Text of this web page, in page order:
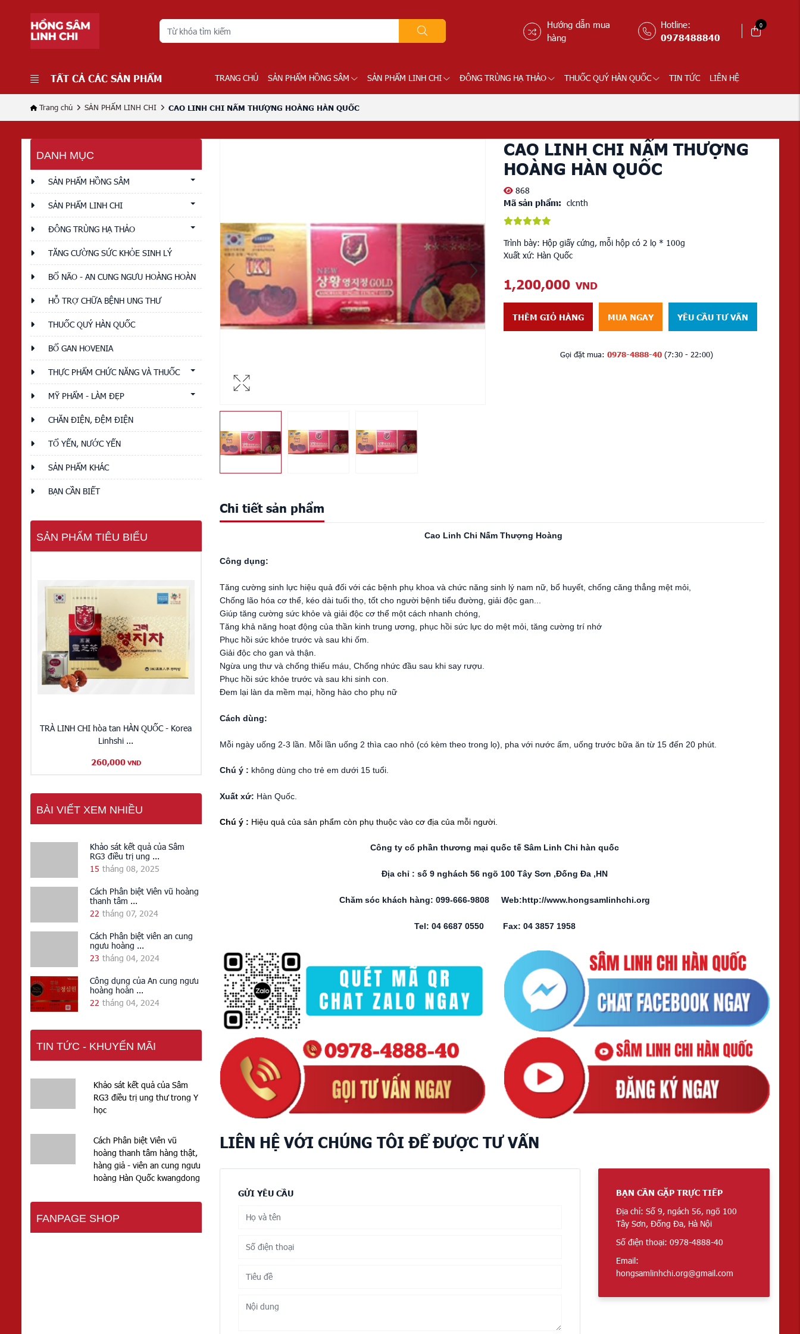
Hướng dẫn mua
hàng
Hotline:
0978488840
0
TẤT CẢ CÁC SẢN PHẨM TRANG CHỦ SẢN PHẨM HỒNG SÂM SẢN PHẨM LINH CHI ĐÔNG TRÙNG HẠ THẢO THUỐC QUÝ HÀN QUỐC TIN TỨC LIÊN HỆ
Trang chủ SẢN PHẨM LINH CHI CAO LINH CHI NẤM THƯỢNG HOÀNG HÀN QUỐC
DANH MỤC
SẢN PHẨM HỒNG SÂM
SẢN PHẨM LINH CHI
ĐÔNG TRÙNG HẠ THẢO
TĂNG CƯỜNG SỨC KHỎE SINH LÝ
BỔ NÃO - AN CUNG NGƯU HOÀNG HOÀN
HỖ TRỢ CHỮA BỆNH UNG THƯ
THUỐC QUÝ HÀN QUỐC
BỔ GAN HOVENIA
THỰC PHẨM CHỨC NĂNG VÀ THUỐC
MỸ PHẨM - LÀM ĐẸP
CHĂN ĐIỆN, ĐỆM ĐIỆN
TỔ YẾN, NƯỚC YẾN
SẢN PHẨM KHÁC
BẠN CẦN BIẾT
SẢN PHẨM TIÊU BIỂU
TRÀ LINH CHI hòa tan HÀN QUỐC - Korea
Linhshi ...
260,000 VND
BÀI VIẾT XEM NHIỀU
Khảo sát kết quả của Sâm
RG3 điều trị ung ...
15 tháng 08, 2025
Cách Phân biệt Viên vũ hoàng
thanh tâm ...
22 tháng 07, 2024
Cách Phân biệt viên an cung
ngưu hoàng ...
23 tháng 04, 2024
Công dụng của An cung ngưu
hoàng hoàn ...
22 tháng 04, 2024
TIN TỨC - KHUYẾN MÃI
Khảo sát kết quả của Sâm
RG3 điều trị ung thư trong Y
học
Cách Phân biệt Viên vũ
hoàng thanh tâm hàng thật,
hàng giả - viên an cung ngưu
hoàng Hàn Quốc kwangdong
FANPAGE SHOP
CAO LINH CHI NẤM THƯỢNG
HOÀNG HÀN QUỐC
868
Mã sản phẩm: clcnth
Trình bày: Hộp giấy cứng, mỗi hộp có 2 lọ * 100g
Xuất xứ: Hàn Quốc
1,200,000 VND
THÊM GIỎ HÀNG MUA NGAY YÊU CẦU TƯ VẤN
Gọi đặt mua:0978-4888-40 (7:30 - 22:00)
Chi tiết sản phẩm
Cao Linh Chi Nấm Thượng Hoàng
Công dụng:
Tăng cường sinh lực hiệu quả đối với các bệnh phụ khoa và chức năng sinh lý nam nữ, bổ huyết, chống căng thẳng mệt mỏi,
Chống lão hóa cơ thể, kéo dài tuổi thọ, tốt cho người bệnh tiểu đường, giải độc gan...
Giúp tăng cường sức khỏe và giải độc cơ thể một cách nhanh chóng,
Tăng khả năng hoạt động của thần kinh trung ương, phục hồi sức lực do mệt mỏi, tăng cường trí nhớ
Phục hồi sức khỏe trước và sau khi ốm.
Giải độc cho gan và thận.
Ngừa ung thư và chống thiếu máu, Chống nhức đầu sau khi say rượu.
Phục hồi sức khỏe trước và sau khi sinh con.
Đem lại làn da mềm mại, hồng hào cho phụ nữ
Cách dùng:
Mỗi ngày uống 2-3 lần. Mỗi lần uống 2 thìa cao nhỏ (có kèm theo trong lọ), pha với nước ấm, uống trước bữa ăn từ 15 đến 20 phút.
Chú ý : không dùng cho trẻ em dưới 15 tuổi.
Xuất xứ: Hàn Quốc.
Chú ý : Hiệu quả của sản phẩm còn phụ thuộc vào cơ địa của mỗi người.
Công ty cổ phần thương mại quốc tế Sâm Linh Chi hàn quốc
Địa chỉ : số 9 nghách 56 ngõ 100 Tây Sơn ,Đống Đa ,HN
Chăm sóc khách hàng: 099-666-9808 Web:http://www.hongsamlinhchi.org
Tel: 04 6687 0550 Fax: 04 3857 1958
LIÊN HỆ VỚI CHÚNG TÔI ĐỂ ĐƯỢC TƯ VẤN
GỬI YÊU CẦU BẠN CẦN GẶP TRỰC TIẾP
Địa chỉ: Số 9, ngách 56, ngõ 100
Tây Sơn, Đống Đa, Hà Nội
Số điện thoại: 0978-4888-40
Email:
hongsamlinhchi.org@gmail.com